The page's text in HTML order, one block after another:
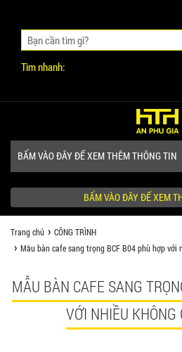
Tìm nhanh:
BẤM VÀO ĐÂY ĐỂ XEM THÊM THÔNG TIN
SẢN PHẨM
KHÁCH HÀNG NÊN BIẾT
BẤM VÀO ĐÂY ĐỂ XEM
Trang chủ
CÔNG TRÌNH
Mẫu bàn cafe sang trọng BCF B04 phù hợp với
MẪU BÀN CAFE SANG
VỚI NHIỀU KHÔNG